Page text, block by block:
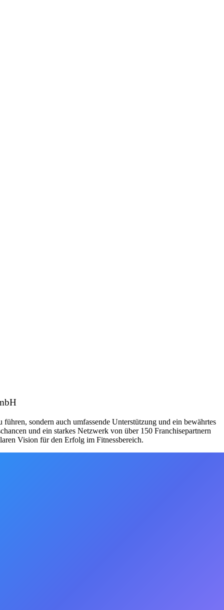
sondern auch umfassende Unterstützung und ein bewährtes
und ein starkes Netzwerk von über 150 Franchisepartnern
Vision für den Erfolg im Fitnessbereich.